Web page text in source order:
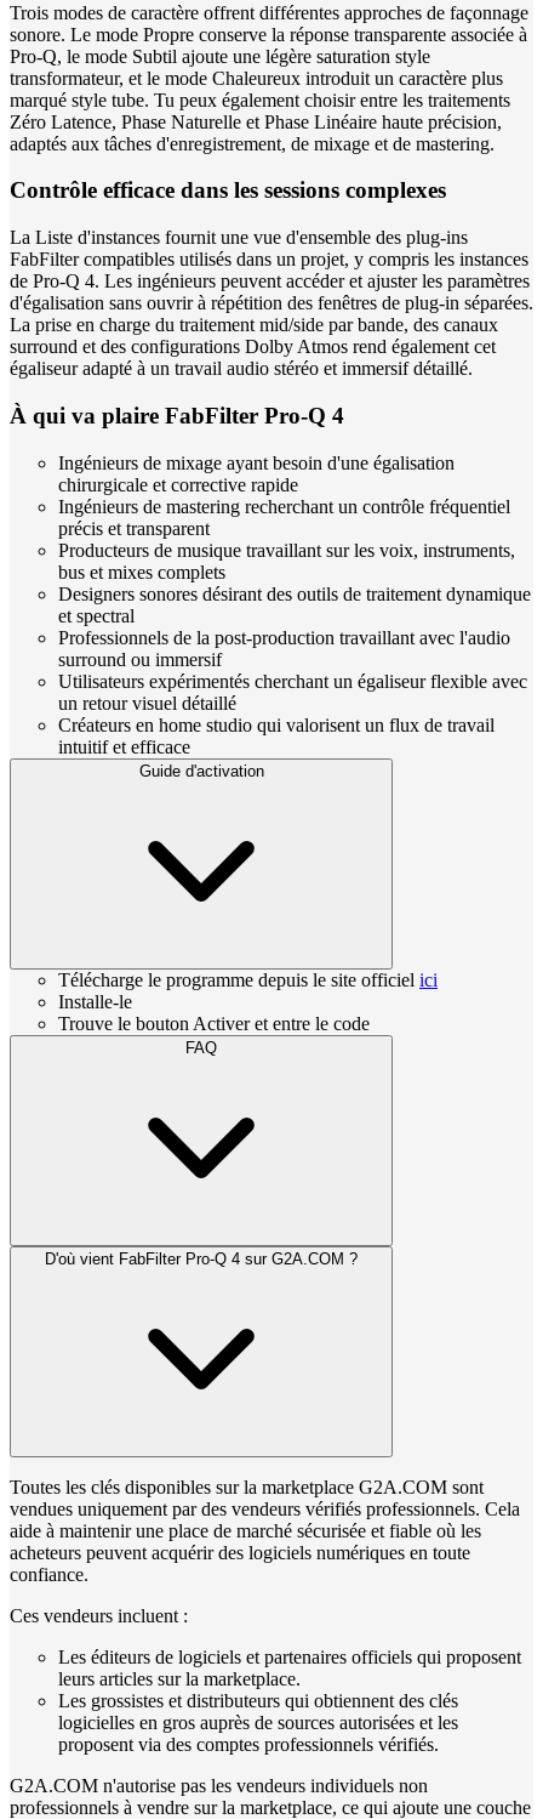
Trois modes de caractère offrent différentes approches de façonnage
sonore. Le mode Propre conserve la réponse transparente associée à
Pro-Q, le mode Subtil ajoute une légère saturation style
transformateur, et le mode Chaleureux introduit un caractère plus
marqué style tube. Tu peux également choisir entre les traitements
Zéro Latence, Phase Naturelle et Phase Linéaire haute précision,
adaptés aux tâches d'enregistrement, de mixage et de mastering.
Contrôle efficace dans les sessions complexes
La Liste d'instances fournit une vue d'ensemble des plug-ins
FabFilter compatibles utilisés dans un projet, y compris les instances
de Pro-Q 4. Les ingénieurs peuvent accéder et ajuster les paramètres
d'égalisation sans ouvrir à répétition des fenêtres de plug-in séparées.
La prise en charge du traitement mid/side par bande, des canaux
surround et des configurations Dolby Atmos rend également cet
égaliseur adapté à un travail audio stéréo et immersif détaillé.
À qui va plaire FabFilter Pro-Q 4
Ingénieurs de mixage ayant besoin d'une égalisation
chirurgicale et corrective rapide
Ingénieurs de mastering recherchant un contrôle fréquentiel
précis et transparent
Producteurs de musique travaillant sur les voix, instruments,
bus et mixes complets
Designers sonores désirant des outils de traitement dynamique
et spectral
Professionnels de la post-production travaillant avec l'audio
surround ou immersif
Utilisateurs expérimentés cherchant un égaliseur flexible avec
un retour visuel détaillé
Créateurs en home studio qui valorisent un flux de travail
intuitif et efficace
Guide d'activation
Télécharge le programme depuis le site officiel ici
Installe-le
Trouve le bouton Activer et entre le code
FAQ
D'où vient FabFilter Pro-Q 4 sur G2A.COM ?
Toutes les clés disponibles sur la marketplace G2A.COM sont
vendues uniquement par des vendeurs vérifiés professionnels. Cela
aide à maintenir une place de marché sécurisée et fiable où les
acheteurs peuvent acquérir des logiciels numériques en toute
confiance.
Ces vendeurs incluent :
Les éditeurs de logiciels et partenaires officiels qui proposent
leurs articles sur la marketplace.
Les grossistes et distributeurs qui obtiennent des clés
logicielles en gros auprès de sources autorisées et les
proposent via des comptes professionnels vérifiés.
G2A.COM n'autorise pas les vendeurs individuels non
professionnels à vendre sur la marketplace, ce qui ajoute une couche